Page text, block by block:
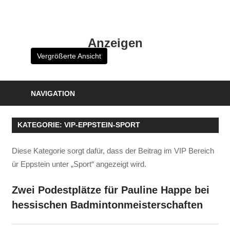
Anzeigen
Vergrößerte Ansicht
NAVIGATION
KATEGORIE: VIP-EPPSTEIN-SPORT
Diese Kategorie sorgt dafür, dass der Beitrag im VIP Bereich
ür Eppstein unter „Sport“ angezeigt wird.
Zwei Podestplätze für Pauline Happe bei
hessischen Badmintonmeisterschaften